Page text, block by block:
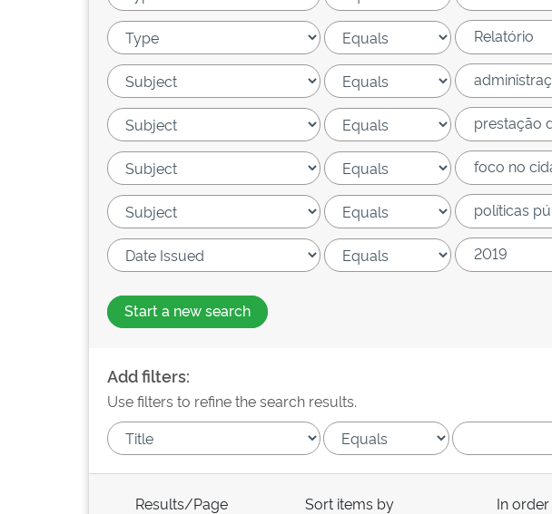
Start a new search
Add filters:
Use filters to refine the search results.
Results/Page Sort items by In order